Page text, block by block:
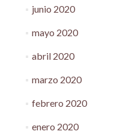
junio 2020
mayo 2020
abril 2020
marzo 2020
febrero 2020
enero 2020